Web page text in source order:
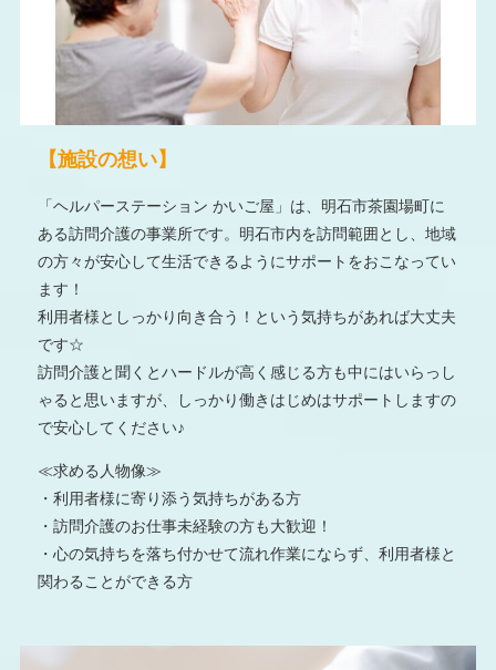
【施設の想い】
「ヘルパーステーション かいご屋」は、明石市茶園場町に
ある訪問介護の事業所です。明石市内を訪問範囲とし、地域
の方々が安心して生活できるようにサポートをおこなってい
ます！
利用者様としっかり向き合う！という気持ちがあれば大丈夫
です☆
訪問介護と聞くとハードルが高く感じる方も中にはいらっし
ゃると思いますが、しっかり働きはじめはサポートしますの
で安心してください♪
≪求める人物像≫
・利用者様に寄り添う気持ちがある方
・訪問介護のお仕事未経験の方も大歓迎！
・心の気持ちを落ち付かせて流れ作業にならず、利用者様と
関わることができる方